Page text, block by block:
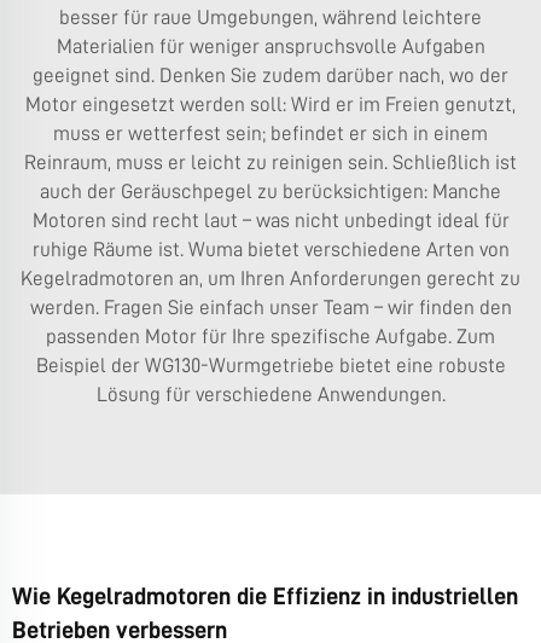
besser für raue Umgebungen, während leichtere
Materialien für weniger anspruchsvolle Aufgaben
geeignet sind. Denken Sie zudem darüber nach, wo der
Motor eingesetzt werden soll: Wird er im Freien genutzt,
muss er wetterfest sein; befindet er sich in einem
Reinraum, muss er leicht zu reinigen sein. Schließlich ist
auch der Geräuschpegel zu berücksichtigen: Manche
Motoren sind recht laut – was nicht unbedingt ideal für
ruhige Räume ist. Wuma bietet verschiedene Arten von
Kegelradmotoren an, um Ihren Anforderungen gerecht zu
werden. Fragen Sie einfach unser Team – wir finden den
passenden Motor für Ihre spezifische Aufgabe. Zum
Beispiel der WG130-Wurmgetriebe bietet eine robuste
Lösung für verschiedene Anwendungen.
Wie Kegelradmotoren die Effizienz in industriellen
Betrieben verbessern